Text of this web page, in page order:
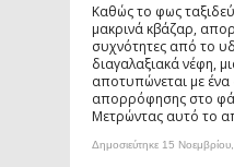
Καθώς το φως
μακρινά κβάζαρ,
συχνότητες από το
διαγαλαξιακά νέφη,
αποτυπώνεται με
απορρόφησης στο
Μετρώντας αυτό το
Δημοσιεύτηκε 15